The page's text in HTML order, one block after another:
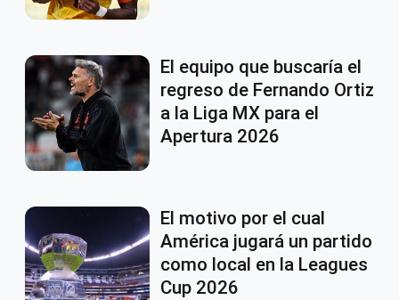
El equipo que buscaría el
regreso de Fernando Ortiz
a la Liga MX para el
Apertura 2026
El motivo por el cual
América jugará un partido
como local en la Leagues
Cup 2026